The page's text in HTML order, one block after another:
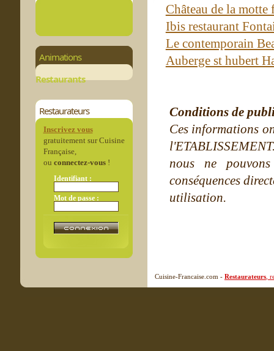
Animations
Restaurants
Restaurateurs
Inscrivez vous
gratuitement sur Cuisine
Française,
ou connectez-vous!
Identifiant :
Mot de passe :
Château de la
Ibis restaurant
Le contemporain
Auberge st hubert
Conditions de
Ces informations
nous ne
conséquences
utilisation.
Cuisine-Francaise.com - Restaurateurs ,